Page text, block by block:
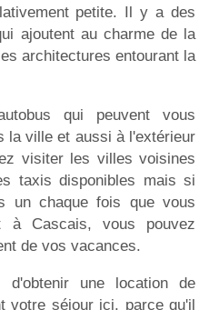
petite. Il y a des
ajoutent au charme de la
architectures entourant la
qui peuvent vous
la ville et aussi à l'extérieur
visiter les villes voisines
taxis disponibles mais si
un chaque fois que vous
à Cascais, vous pouvez
de vos vacances.
d'obtenir une location de
votre séjour ici, parce qu'il